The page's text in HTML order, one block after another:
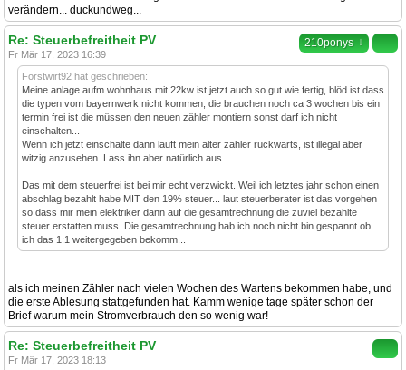
verändern... duckundweg...
210ponys ↓
Re: Steuerbefreitheit PV
Fr Mär 17, 2023 16:39
Forstwirt92 hat geschrieben:
Meine anlage aufm wohnhaus mit 22kw ist jetzt auch so gut wie fertig, blöd ist dass
die typen vom bayernwerk nicht kommen, die brauchen noch ca 3 wochen bis ein
termin frei ist die müssen den neuen zähler montiern sonst darf ich nicht
einschalten...
Wenn ich jetzt einschalte dann läuft mein alter zähler rückwärts, ist illegal aber
witzig anzusehen. Lass ihn aber natürlich aus.
Das mit dem steuerfrei ist bei mir echt verzwickt. Weil ich letztes jahr schon einen
abschlag bezahlt habe MIT den 19% steuer... laut steuerberater ist das vorgehen
so dass mir mein elektriker dann auf die gesamtrechnung die zuviel bezahlte
steuer erstatten muss. Die gesamtrechnung hab ich noch nicht bin gespannt ob
ich das 1:1 weitergegeben bekomm...
als ich meinen Zähler nach vielen Wochen des Wartens bekommen habe, und
die erste Ablesung stattgefunden hat. Kamm wenige tage später schon der
Brief warum mein Stromverbrauch den so wenig war!
Re: Steuerbefreitheit PV
Fr Mär 17, 2023 18:13